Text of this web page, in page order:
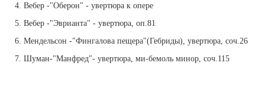
4. Вебер -"Оберон" - увертюра к опере
5. Вебер -"Эврианта" - увертюра, оп.81
6. Мендельсон -"Фингалова пещера"(Гебриды), увертюра, соч.26
7. Шуман-"Манфред"- увертюра, ми-бемоль минор, соч.115